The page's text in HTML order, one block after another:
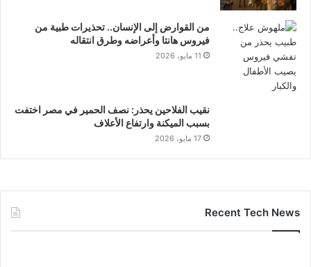
من القوارض إلى الإنسان.. تحذيرات طبية من
فيروس هانتا وأعراضه وطرق انتقاله
11 مايو، 2026
نقيب الفلاحين يحذر: نصف الحمير في مصر اختفت
بسبب الميكنة وارتفاع الأعلاف
17 مايو، 2026
Recent Tech News